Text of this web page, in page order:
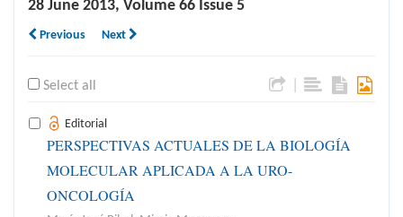
28 June 2013, Volume 66 Issue 5
Previous Next
Select all
Editorial
PERSPECTIVAS ACTUALES DE LA BIOLOGÍA
MOLECULAR APLICADA A LA URO-
ONCOLOGÍA